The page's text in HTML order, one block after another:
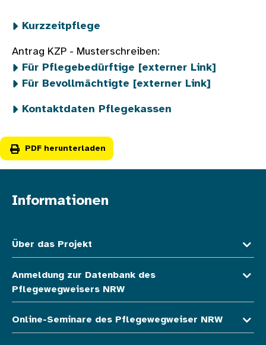
Kurzzeitpflege
Antrag KZP - Musterschreiben:
Für Pflegebedürftige [externer Link]
Für Bevollmächtigte [externer Link]
Kontaktdaten Pflegekassen
PDF herunterladen
Informationen
Über das Projekt
Anmeldung zur Datenbank des
Pflegewegweisers NRW
Online-Seminare des Pflegewegweiser NRW